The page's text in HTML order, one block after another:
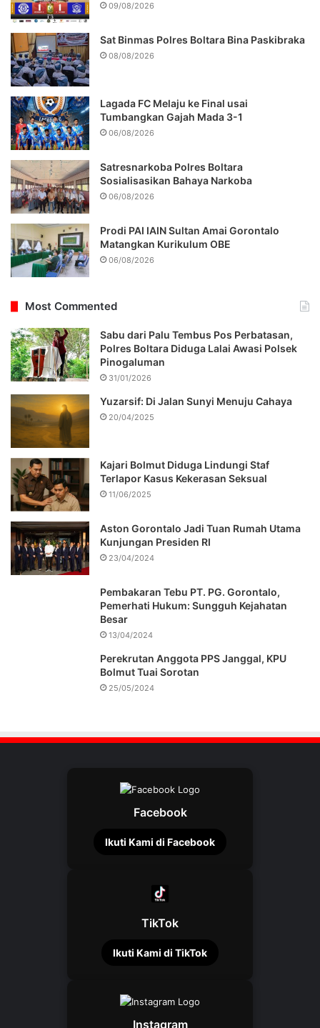
09/08/2026
Sat Binmas Polres Boltara Bina Paskibraka
08/08/2026
Lagada FC Melaju ke Final usai
Tumbangkan Gajah Mada 3-1
06/08/2026
Satresnarkoba Polres Boltara
Sosialisasikan Bahaya Narkoba
06/08/2026
Prodi PAI IAIN Sultan Amai Gorontalo
Matangkan Kurikulum OBE
06/08/2026
Most Commented
Sabu dari Palu Tembus Pos Perbatasan,
Polres Boltara Diduga Lalai Awasi Polsek
Pinogaluman
31/01/2026
Yuzarsif: Di Jalan Sunyi Menuju Cahaya
20/04/2025
Kajari Bolmut Diduga Lindungi Staf
Terlapor Kasus Kekerasan Seksual
11/06/2025
Aston Gorontalo Jadi Tuan Rumah Utama
Kunjungan Presiden RI
23/04/2024
Pembakaran Tebu PT. PG. Gorontalo,
Pemerhati Hukum: Sungguh Kejahatan
Besar
13/04/2024
Perekrutan Anggota PPS Janggal, KPU
Bolmut Tuai Sorotan
25/05/2024
Facebook
Ikuti Kami di Facebook
TikTok
Ikuti Kami di TikTok
Instagram